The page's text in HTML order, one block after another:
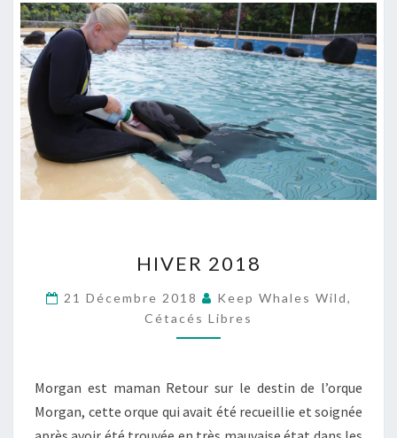
2018
HIVER 2018
21 Décembre 2018
Keep Whales Wild,
Cétacés Libres
Morgan est maman Retour sur le destin de l’orque
Morgan, cette orque qui avait été recueillie et soignée